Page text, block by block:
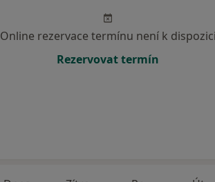
Online rezervace termínu není k dispozici
Rezervovat termín